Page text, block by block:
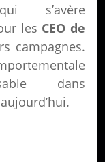
s’avère
les CEO de
campagnes.
dans